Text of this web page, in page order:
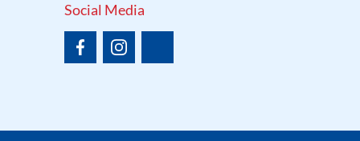
Social Media